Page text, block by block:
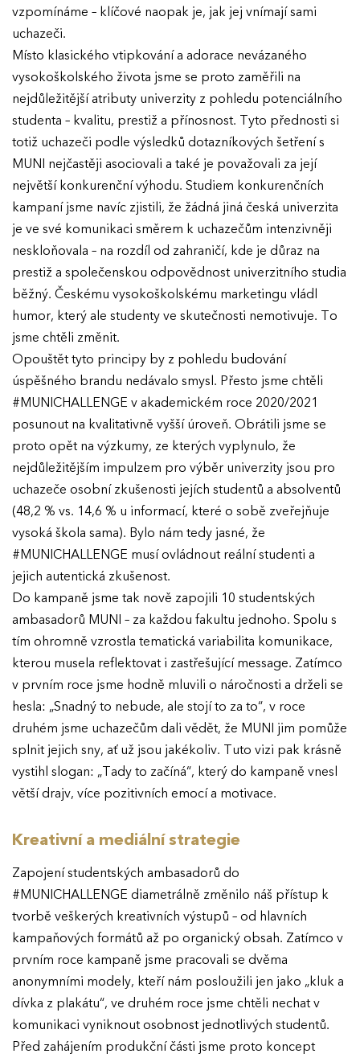
vzpomínáme – klíčové naopak je, jak jej vnímají sami
uchazeči.
Místo klasického vtipkování a adorace nevázaného
vysokoškolského života jsme se proto zaměřili na
nejdůležitější atributy univerzity z pohledu potenciálního
studenta – kvalitu, prestiž a přínosnost. Tyto přednosti si
totiž uchazeči podle výsledků dotazníkových šetření s
MUNI nejčastěji asociovali a také je považovali za její
největší konkurenční výhodu. Studiem konkurenčních
kampaní jsme navíc zjistili, že žádná jiná česká univerzita
je ve své komunikaci směrem k uchazečům intenzivněji
neskloňovala – na rozdíl od zahraničí, kde je důraz na
prestiž a společenskou odpovědnost univerzitního studia
běžný. Českému vysokoškolskému marketingu vládl
humor, který ale studenty ve skutečnosti nemotivuje. To
jsme chtěli změnit.
Opouštět tyto principy by z pohledu budování
úspěšného brandu nedávalo smysl. Přesto jsme chtěli
#MUNICHALLENGE v akademickém roce 2020/2021
posunout na kvalitativně vyšší úroveň. Obrátili jsme se
proto opět na výzkumy, ze kterých vyplynulo, že
nejdůležitějším impulzem pro výběr univerzity jsou pro
uchazeče osobní zkušenosti jejích studentů a absolventů
(48,2 % vs. 14,6 % u informací, které o sobě zveřejňuje
vysoká škola sama). Bylo nám tedy jasné, že
#MUNICHALLENGE musí ovládnout reální studenti a
jejich autentická zkušenost.
Do kampaně jsme tak nově zapojili 10 studentských
ambasadorů MUNI – za každou fakultu jednoho. Spolu s
tím ohromně vzrostla tematická variabilita komunikace,
kterou musela reflektovat i zastřešující message. Zatímco
v prvním roce jsme hodně mluvili o náročnosti a drželi se
hesla: „Snadný to nebude, ale stojí to za to“, v roce
druhém jsme uchazečům dali vědět, že MUNI jim pomůže
splnit jejich sny, ať už jsou jakékoliv. Tuto vizi pak krásně
vystihl slogan: „Tady to začíná“, který do kampaně vnesl
větší drajv, více pozitivních emocí a motivace.
Kreativní a mediální strategie
Zapojení studentských ambasadorů do
#MUNICHALLENGE diametrálně změnilo náš přístup k
tvorbě veškerých kreativních výstupů – od hlavních
kampaňových formátů až po organický obsah. Zatímco v
prvním roce kampaně jsme pracovali se dvěma
anonymními modely, kteří nám posloužili jen jako „kluk a
dívka z plakátu“, ve druhém roce jsme chtěli nechat v
komunikaci vyniknout osobnost jednotlivých studentů.
Před zahájením produkční části jsme proto koncept